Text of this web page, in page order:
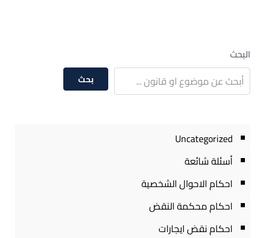
البحث
بحث
Uncategorized
أسئلة شائعة
احكام الاحوال الشخصية
احكام محكمة النقض
احكام نقض ايجارات